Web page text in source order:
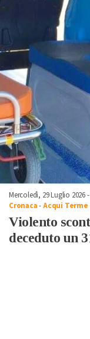
Mercoledì, 29 Luglio 2026 -
Cronaca-Acqui Terme
Violento
deceduto un